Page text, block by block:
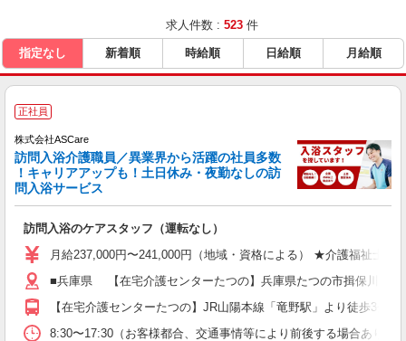
〒420-0064 静岡県静岡市葵区本通十丁目8の1
URL https://www.as-care.co.jp/
求人件数 : 523 件
指定なし 新着順 時給順 日給順 月給順
正社員
株式会社ASCare
訪問入浴介護職員／異業界から活躍の社員多数
！キャリアアップも！土日休み・夜勤なしの訪
問入浴サービス
訪問入浴のケアスタッフ（運転なし）
月給237,000円〜241,000円（地域・資格による） ★介護福祉士の
■兵庫県 【在宅介護センターたつの】兵庫県たつの市揖保川町
【在宅介護センターたつの】JR山陽本線「竜野駅」より徒歩3分
8:30〜17:30（お客様都合、交通事情等により前後する場合あり）